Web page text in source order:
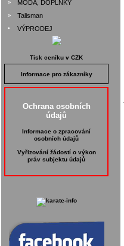
» MÓDA, DOPLŇKY
» Talisman
• VÝPRODEJ
Tisk ceníku v CZK
Informace pro zákazníky
Ochrana osobních
údajů
Informace o zpracování
osobních údajů
Vyřizování žádostí o výkon
práv subjektu údajů